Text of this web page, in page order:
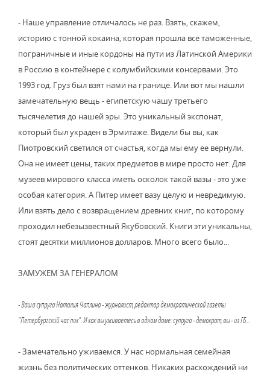
- Наше управление отличалось не раз. Взять, скажем,
историю с тонной кокаина, которая прошла все таможенные,
пограничные и иные кордоны на пути из Латинской Америки
в Россию в контейнере с колумбийскими консервами. Это
1993 год. Груз был взят нами на границе. Или вот мы нашли
замечательную вещь - египетскую чашу третьего
тысячелетия до нашей эры. Это уникальный экспонат,
который был украден в Эрмитаже. Видели бы вы, как
Пиотровский светился от счастья, когда мы ему ее вернули.
Она не имеет цены, таких предметов в мире просто нет. Для
музеев мирового класса иметь осколок такой вазы - это уже
особая категория. А Питер имеет вазу целую и невредимую.
Или взять дело с возвращением древних книг, по которому
проходил небезызвестный Якубовский. Книги эти уникальны,
стоят десятки миллионов долларов. Много всего было...
ЗАМУЖЕМ ЗА ГЕНЕРАЛОМ
- Ваша супруга Наталия Чаплина - журналист, редактор демократической газеты
"Петербургский час пик". И как вы уживаетесь в одном доме: супруга - демократ, вы - из ГБ...
- Замечательно уживаемся. У нас нормальная семейная
жизнь без политических оттенков. Никаких расхождений ни